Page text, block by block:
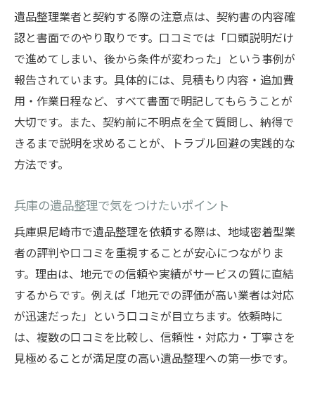
遺品整理業者と契約する際の注意点は、契約書の内容確
認と書面でのやり取りです。口コミでは「口頭説明だけ
で進めてしまい、後から条件が変わった」という事例が
報告されています。具体的には、見積もり内容・追加費
用・作業日程など、すべて書面で明記してもらうことが
大切です。また、契約前に不明点を全て質問し、納得で
きるまで説明を求めることが、トラブル回避の実践的な
方法です。
兵庫の遺品整理で気をつけたいポイント
兵庫県尼崎市で遺品整理を依頼する際は、地域密着型業
者の評判や口コミを重視することが安心につながりま
す。理由は、地元での信頼や実績がサービスの質に直結
するからです。例えば「地元での評価が高い業者は対応
が迅速だった」という口コミが目立ちます。依頼時に
は、複数の口コミを比較し、信頼性・対応力・丁寧さを
見極めることが満足度の高い遺品整理への第一歩です。